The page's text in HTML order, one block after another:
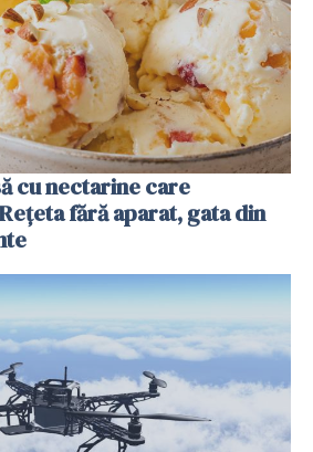
cu nectarine care
fără aparat, gata din